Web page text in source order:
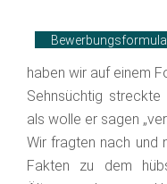
haben wir auf einem
Sehnsüchtig
als wolle er sagen
Wir fragten nach und
Fakten zu dem